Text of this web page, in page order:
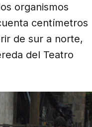
organismos
centímetros
de sur a norte,
del Teatro